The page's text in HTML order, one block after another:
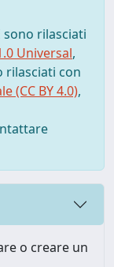
sono rilasciati
Universal,
rilasciati con
(CC BY 4.0),
o creare un